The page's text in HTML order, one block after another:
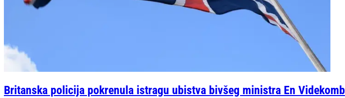
Britanska policija pokrenula istragu ubistva bivšeg ministra En Videkomb